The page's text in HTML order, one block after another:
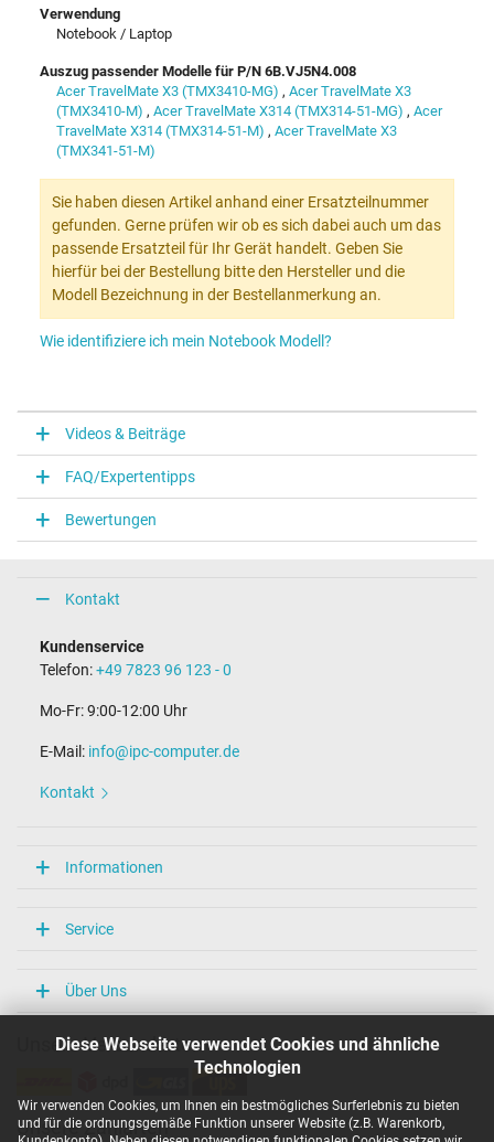
Diese Webseite verwendet Cookies und ähnliche
Technologien
Wir verwenden Cookies, um Ihnen ein bestmögliches Surferlebnis zu bieten
und für die ordnungsgemäße Funktion unserer Website (z.B. Warenkorb,
Verwendung
Notebook / Laptop
Auszug passender Modelle für P/N 6B.VJ5N4.008
Acer TravelMate X3 (TMX3410-MG) , Acer TravelMate X3
(TMX3410-M) , Acer TravelMate X314 (TMX314-51-MG) , Acer
TravelMate X314 (TMX314-51-M) , Acer TravelMate X3
(TMX341-51-M)
Sie haben diesen Artikel anhand einer Ersatzteilnummer
gefunden. Gerne prüfen wir ob es sich dabei auch um das
passende Ersatzteil für Ihr Gerät handelt. Geben Sie
hierfür bei der Bestellung bitte den Hersteller und die
Modell Bezeichnung in der Bestellanmerkung an.
Wie identifiziere ich mein Notebook Modell?
Videos & Beiträge
FAQ/Expertentipps
Bewertungen
Kontakt
Kundenservice
Telefon:+49 7823 96 123 - 0
Mo-Fr: 9:00-12:00 Uhr
E-Mail: info@ipc-computer.de
Kontakt
Informationen
Service
Über Uns
Unsere Versandarten
Unsere Zahlarten